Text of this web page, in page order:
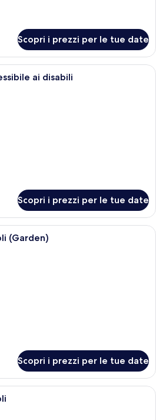
Scopri i prezzi per le tue date
Biancheria da letto ipoallergenica,
ai disabili
Scopri i prezzi per le tue date
Camera d'albergo con due letti, un
(Garden)
Scopri i prezzi per le tue date
Camera d'albergo con due letti, un